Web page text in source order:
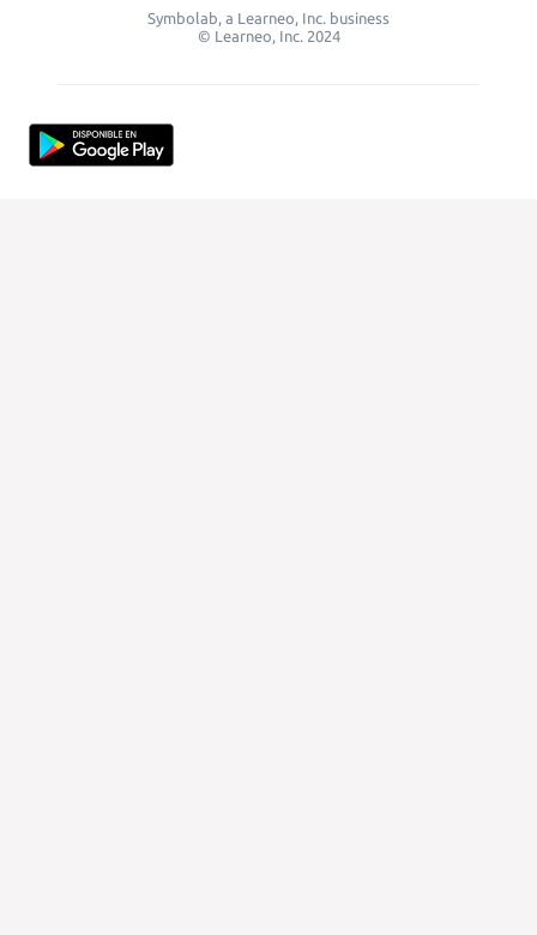
Symbolab, a Learneo, Inc. business
© Learneo, Inc. 2024